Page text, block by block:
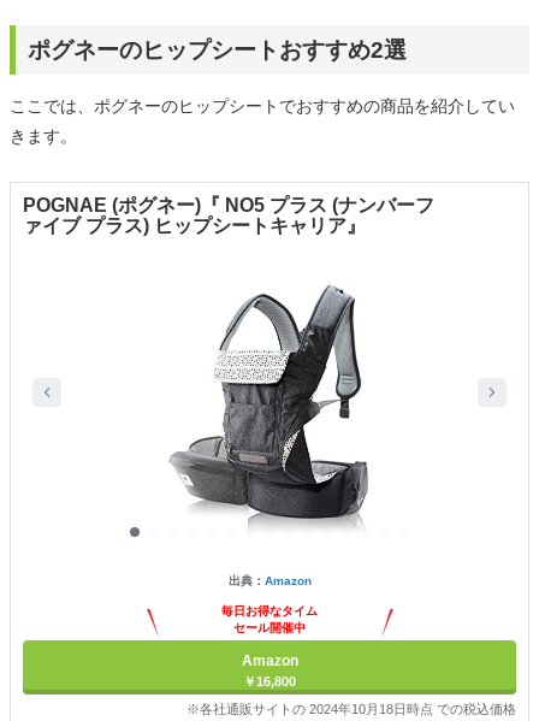
ポグネーのヒップシートおすすめ2選
ここでは、ポグネーのヒップシートでおすすめの商品を紹介してい
きます。
POGNAE (ポグネー)『 NO5 プラス (ナンバーフ
ァイブ プラス) ヒップシートキャリア』
出典： Amazon
毎日お得なタイム
セール開催中
Amazon
￥16,800
※各社通販サイトの 2024年10月18日時点 での税込価格